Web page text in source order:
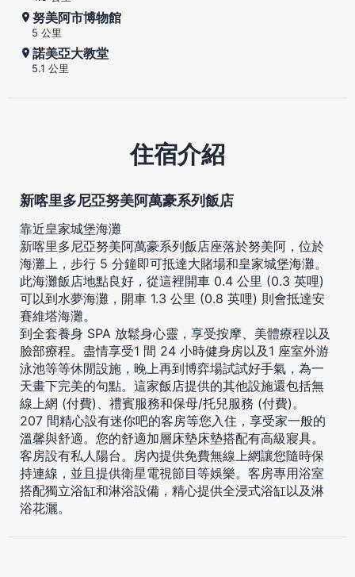
努美阿市博物館
5 公里
諾美亞大教堂
5.1 公里
住宿介紹
新喀里多尼亞努美阿萬豪系列飯店
靠近皇家城堡海灘
新喀里多尼亞努美阿萬豪系列飯店座落於努美阿，位於
海灘上，步行 5 分鐘即可抵達大賭場和皇家城堡海灘。
此海灘飯店地點良好，從這裡開車 0.4 公里 (0.3 英哩)
可以到水夢海灘，開車 1.3 公里 (0.8 英哩) 則會抵達安
賽維塔海灘。
到全套養身 SPA 放鬆身心靈，享受按摩、美體療程以及
臉部療程。盡情享受1 間 24 小時健身房以及1 座室外游
泳池等等休閒設施，晚上再到博弈場試試好手氣，為一
天畫下完美的句點。這家飯店提供的其他設施還包括無
線上網 (付費)、禮賓服務和保母/托兒服務 (付費)。
207 間精心設有迷你吧的客房等您入住，享受家一般的
溫馨與舒適。您的舒適加層床墊床墊搭配有高級寢具。
客房設有私人陽台。房內提供免費無線上網讓您隨時保
持連線，並且提供衛星電視節目等娛樂。客房專用浴室
搭配獨立浴缸和淋浴設備，精心提供全浸式浴缸以及淋
浴花灑。